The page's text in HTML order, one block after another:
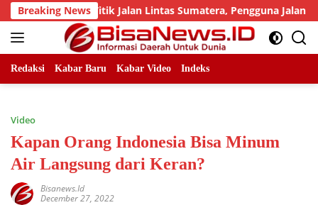
Skip
to
content
Breaking NewsTitik Jalan Lintas Sumatera, Pengguna Jalan diimbau
Redaksi Kabar Baru Kabar Video Indeks
Video
Kapan Orang Indonesia Bisa Minum
Air Langsung dari Keran?
Bisanews.id
December 27, 2022